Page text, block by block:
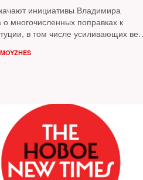
инициативы Владимира
о многочисленных поправках к
в том числе усиливающих вес
На вопросы